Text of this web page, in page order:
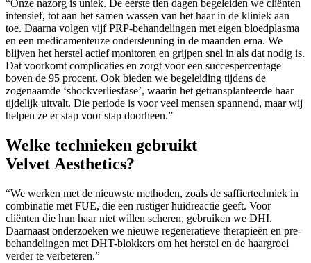
“Onze nazorg is uniek. De eerste tien dagen begeleiden we cliënten
intensief, tot aan het samen wassen van het haar in de kliniek aan
toe. Daarna volgen vijf PRP-behandelingen met eigen bloedplasma
en een medicamenteuze ondersteuning in de maanden erna. We
blijven het herstel actief monitoren en grijpen snel in als dat nodig is.
Dat voorkomt complicaties en zorgt voor een succespercentage
boven de 95 procent. Ook bieden we begeleiding tijdens de
zogenaamde ‘shockverliesfase’, waarin het getransplanteerde haar
tijdelijk uitvalt. Die periode is voor veel mensen spannend, maar wij
helpen ze er stap voor stap doorheen.”
Welke technieken gebruikt
Velvet Aesthetics?
“We werken met de nieuwste methoden, zoals de saffiertechniek in
combinatie met FUE, die een rustiger huidreactie geeft. Voor
cliënten die hun haar niet willen scheren, gebruiken we DHI.
Daarnaast onderzoeken we nieuwe regeneratieve therapieën en pre-
behandelingen met DHT-blokkers om het herstel en de haargroei
verder te verbeteren.”